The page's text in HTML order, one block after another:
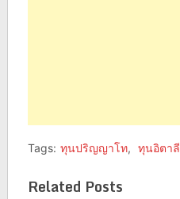
Tags: ทุนปริญญาโท, ทุนอิตาลี
Related Posts